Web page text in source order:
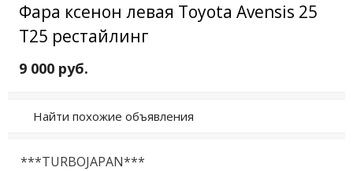
Фара ксенон левая Toyota Avensis 25
T25 рестайлинг
9 000 руб.
Найти похожие объявления
***TURBOJAPAN***